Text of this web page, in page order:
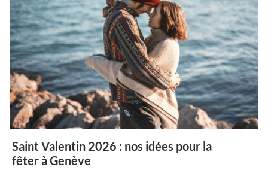
Saint Valentin 2026 : nos idées pour la
fêter à Genève